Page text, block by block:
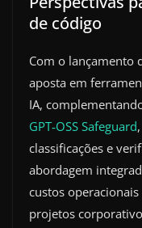
de código
Com o lançamento
aposta em
IA,
GPT‑OSS Safeguard
classificações e
abordagem
custos
projetos